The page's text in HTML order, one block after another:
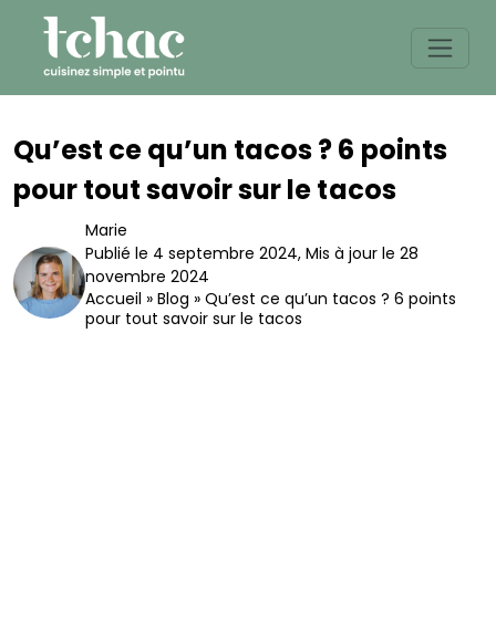
content
Qu’est ce qu’un tacos ? 6 points
pour tout savoir sur le tacos
Marie
Publié le 4 septembre 2024, Mis à jour le 28
novembre 2024
Accueil » Blog » Qu’est ce qu’un tacos ? 6 points
pour tout savoir sur le tacos